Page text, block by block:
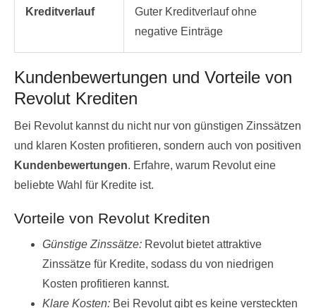
Kreditverlauf
Guter Kreditverlauf ohne
negative Einträge
Kundenbewertungen und Vorteile von
Revolut Krediten
Bei Revolut kannst du nicht nur von günstigen Zinssätzen
und klaren Kosten profitieren, sondern auch von positiven
Kundenbewertungen. Erfahre, warum Revolut eine
beliebte Wahl für Kredite ist.
Vorteile von Revolut Krediten
Günstige Zinssätze: Revolut bietet attraktive
Zinssätze für Kredite, sodass du von niedrigen
Kosten profitieren kannst.
Klare Kosten: Bei Revolut gibt es keine versteckten